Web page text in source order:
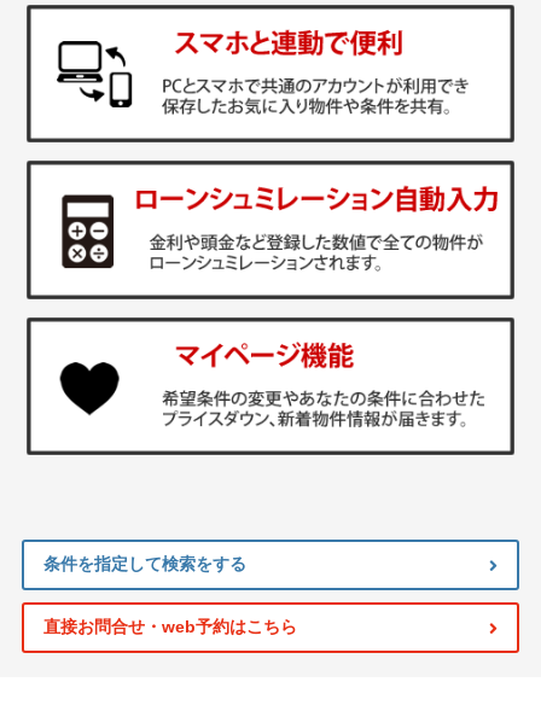
条件を指定して検索をする
直接お問合せ・web予約はこちら